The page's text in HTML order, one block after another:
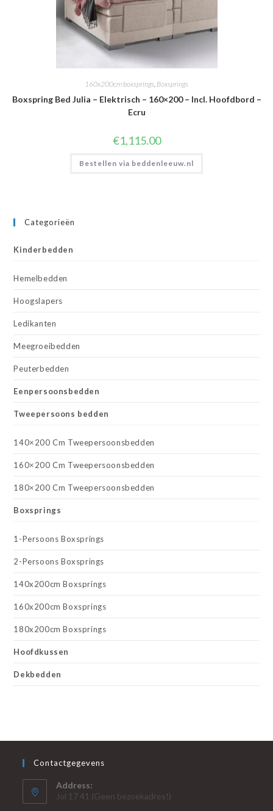
160x200cm boxsprings, Boxsprings
Boxspring Bed Julia – Elektrisch – 160×200 – Incl. Hoofdbord –
Ecru
€1,115.00
Bestellen via beddenleeuw.nl
Categorieën
Kinderbedden
Hemelbedden
Hoogslapers
Ledikanten
Meegroeibedden
Peuterbedden
Eenpersoonsbedden
Tweepersoons bedden
140×200 Cm Tweepersoonsbedden
160×200 Cm Tweepersoonsbedden
180×200 Cm Tweepersoonsbedden
Boxsprings
1-Persoons Boxsprings
2-Persoons Boxsprings
140x200cm Boxsprings
160x200cm Boxsprings
180x200cm Boxsprings
Hoofdkussen
Dekbedden
Contactgegevens
Address:
Jol 17 41 (Geen bezoekadres!)